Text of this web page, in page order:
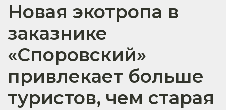
Новая экотропа в
заказнике
«Споровский»
привлекает больше
туристов, чем старая